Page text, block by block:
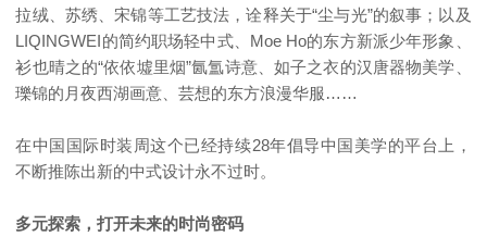
拉绒、苏绣、宋锦等工艺技法，诠释关于“尘与光”的叙事；以及
LIQINGWEI的简约职场轻中式、Moe Ho的东方新派少年形象、
衫也晴之的“依依墟里烟”氤氲诗意、如子之衣的汉唐器物美学、
瓅锦的月夜西湖画意、芸想的东方浪漫华服……
在中国国际时装周这个已经持续28年倡导中国美学的平台上，
不断推陈出新的中式设计永不过时。
多元探索，打开未来的时尚密码